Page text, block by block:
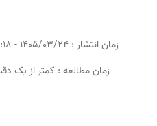
زمان انتشار : 1405/03/24 - 16:18
زمان مطالعه : کمتر از یک